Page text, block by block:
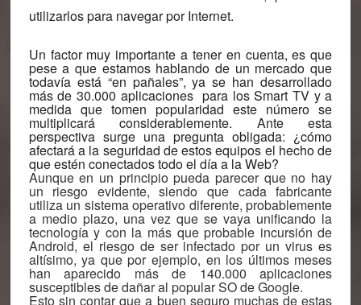
utilizarlos para navegar por Internet.
Un factor muy importante a tener en cuenta, es que
pese a que estamos hablando de un mercado que
todavía está “en pañales”,ya se han desarrollado
más de 30.000 aplicaciones para los Smart TVy a
medida que tomen popularidad este número se
multiplicará considerablemente. Ante esta
perspectiva surge una pregunta obligada: ¿cómo
afectará a la seguridad de estos equipos el hecho de
que estén conectados todo el día a la Web?
Aunque en un principio pueda parecer que no hay
un riesgo evidente, siendo que cada fabricante
utiliza un sistema operativo diferente, probablemente
a medio plazo, una vez que se vaya unificando la
tecnología y con la más que probable incursión de
Android, el riesgo de ser infectado por un virus es
altísimo, ya que por ejemplo, en los últimos meses
han aparecido más de 140.000 aplicaciones
susceptibles de dañar al popular SO de Google.
Esto sin contar que a buen seguro muchas de estas